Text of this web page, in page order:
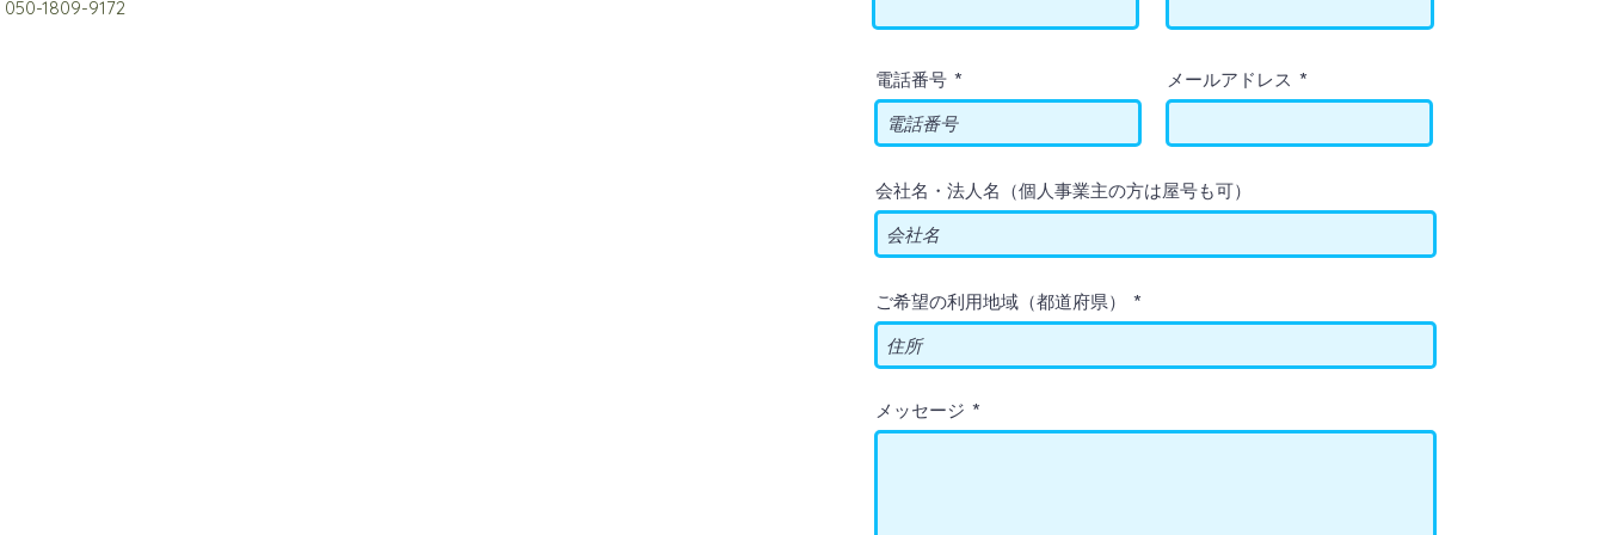
​050-1809-9172
電話番号 メールアドレス
会社名・法人名（個人事業主の方は屋号も可）
ご希望の利用地域（都道府県）
メッセージ